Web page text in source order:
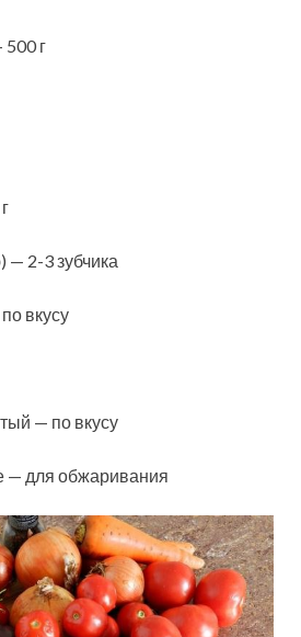
г
— 2-3 зубчика
вкусу
— по вкусу
— для обжаривания